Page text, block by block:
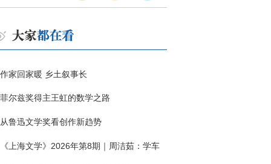
作家回家暖 乡土叙事长
菲尔兹奖得主王虹的数学之路
从鲁迅文学奖看创作新趋势
《上海文学》2026年第8期｜周洁茹：学车